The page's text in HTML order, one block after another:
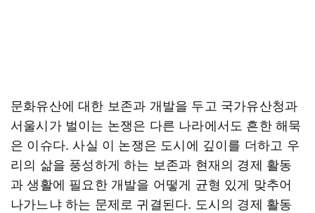
문화유산에 대한 보존과 개발을 두고 국가유산청과
서울시가 벌이는 논쟁은 다른 나라에서도 흔한 해묵
은 이슈다. 사실 이 논쟁은 도시에 깊이를 더하고 우
리의 삶을 풍성하게 하는 보존과 현재의 경제 활동
과 생활에 필요한 개발을 어떻게 균형 있게 맞추어
나가느냐 하는 문제로 귀결된다. 도시의 경제 활동